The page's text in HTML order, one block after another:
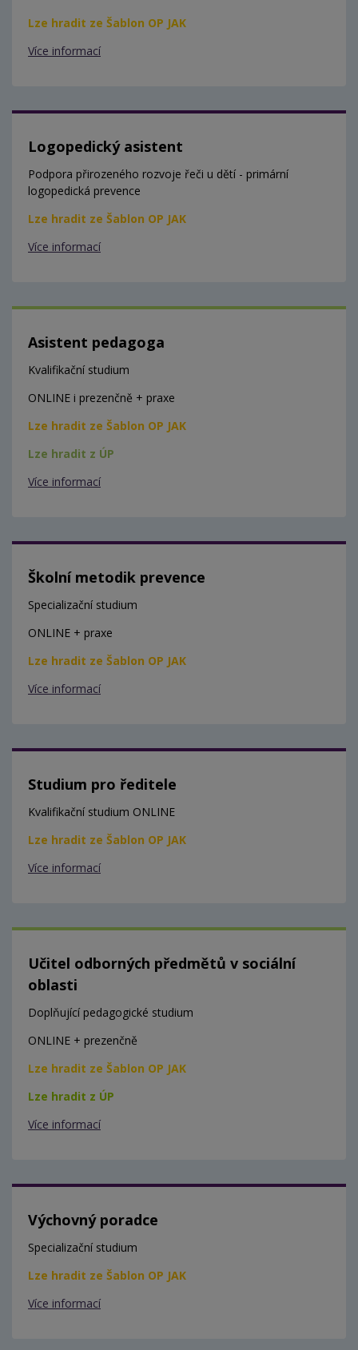
Lze hradit ze Šablon OP JAK
Více informací
Logopedický asistent
Podpora přirozeného rozvoje řeči u dětí - primární
logopedická prevence
Lze hradit ze Šablon OP JAK
Více informací
Asistent pedagoga
Kvalifikační studium
ONLINE i prezenčně + praxe
Lze hradit ze Šablon OP JAK
Lze hradit z ÚP
Více informací
Školní metodik prevence
Specializační studium
ONLINE + praxe
Lze hradit ze Šablon OP JAK
Více informací
Studium pro ředitele
Kvalifikační studium ONLINE
Lze hradit ze Šablon OP JAK
Více informací
Učitel odborných předmětů v sociální
oblasti
Doplňující pedagogické studium
ONLINE + prezenčně
Lze hradit ze Šablon OP JAK
Lze hradit z ÚP
Více informací
Výchovný poradce
Specializační studium
Lze hradit ze Šablon OP JAK
Více informací